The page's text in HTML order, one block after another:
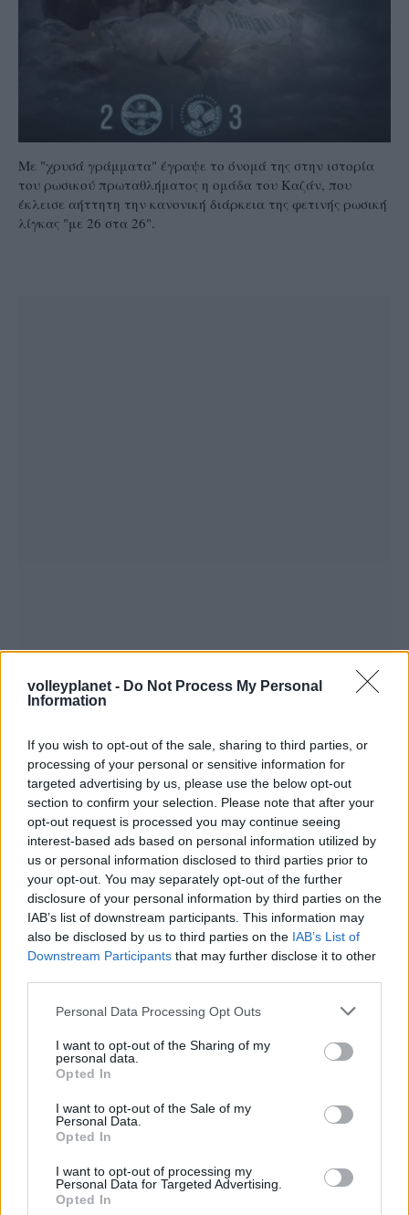
volleyplanet - Do Not Process My Personal
Information
If you wish to opt-out of the sale, sharing to third parties, or
processing of your personal or sensitive information for
targeted advertising by us, please use the below opt-out
section to confirm your selection. Please note that after your
opt-out request is processed you may continue seeing
interest-based ads based on personal information utilized by
us or personal information disclosed to third parties prior to
your opt-out. You may separately opt-out of the further
disclosure of your personal information by third parties on the
IAB’s list of downstream participants. This information may
also be disclosed by us to third parties on the IAB’s List of
Downstream Participants that may further disclose it to other
Please note that this website/app uses one or more Google
not limited to your visit or usage behaviour. You may click to
grant or deny consent to Google and its third-party tags to
use your data for below specified purposes in below Google
consent section.
Personal Data Processing Opt Outs
I want to opt-out of the Sharing of my
personal data.
Opted In
I want to opt-out of the Sale of my
Personal Data.
Opted In
I want to opt-out of processing my
Personal Data for Targeted Advertising.
Opted In
Με "χρυσά γράμματα" έγραψε το όνομά της στην ιστορία
του ρωσικού πρωταθλήματος η ομάδα του Καζάν, που
έκλεισε αήττητη την κανονική διάρκεια της φετινής ρωσική
λίγκας "με 26 στα 26".